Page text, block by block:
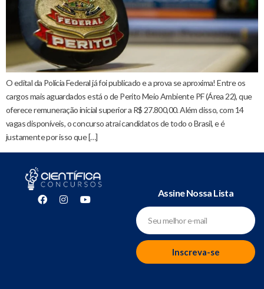
O edital da Polícia Federal já foi publicado e a prova se aproxima! Entre os
cargos mais aguardados está o de Perito Meio Ambiente PF (Área 22), que
oferece remuneração inicial superior a R$ 27.800,00. Além disso, com 14
vagas disponíveis, o concurso atrai candidatos de todo o Brasil, e é
justamente por isso que […]
Assine Nossa Lista
Inscreva-se